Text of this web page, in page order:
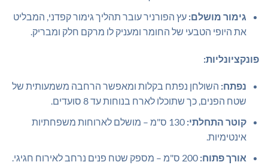
גימור מושלם: עץ הפורניר עובר תהליך גימור קפדני, המבליט
את היופי הטבעי של החומר ומעניק לו מרקם חלק ומבריק.
פונקציונליות:
נפתח: השולחן נפתח בקלות ומאפשר הרחבה משמעותית של
שטח הפנים, כך שתוכלו לארח בנוחות עד 8 סועדים.
קוטר התחלתי:
130 ס"מ – מושלם לארוחות משפחתיות
אינטימיות.
אורך פתוח: